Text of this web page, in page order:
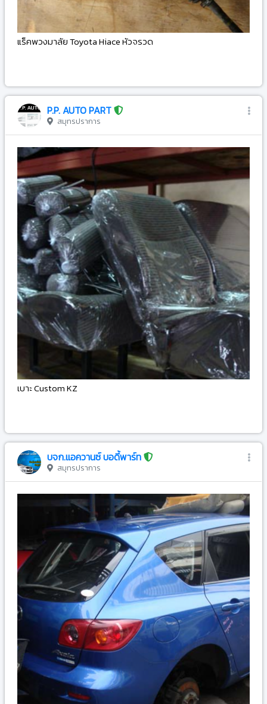
แร็คพวงมาลัย Toyota Hiace หัวจรวด
P.P. AUTO PART
สมุทรปราการ
เบาะ Custom KZ
บจก.แอควานซ์ บอดี้พาร์ท
สมุทรปราการ